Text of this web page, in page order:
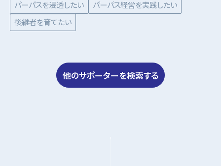
パーパスを浸透したい
パーパス経営を実践したい
後継者を育てたい
他のサポーターを検索する